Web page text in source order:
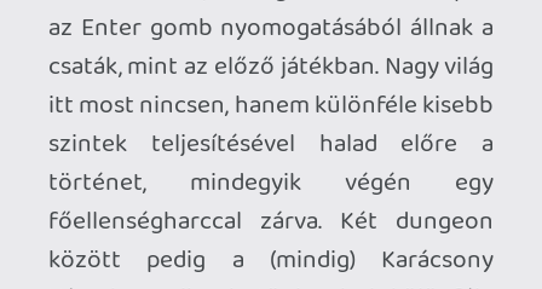
a karakterek;
a JRPG mechanika;
igényes pixelgrafika;
nem lett túlnyújtva;
változatos humor;
fülbemászó zenék;